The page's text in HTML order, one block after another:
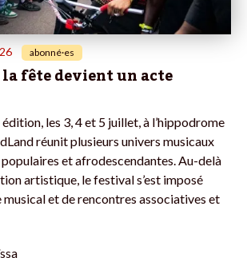
abonné·es
fête devient un acte
les 3, 4 et 5 juillet, à l’hippodrome
réunit plusieurs univers musicaux
populaires et afrodescendantes. Au-delà
artistique, le festival s’est imposé
musical et de rencontres associatives et